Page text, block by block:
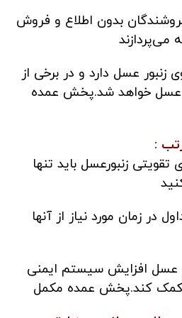
بدون اطلاع و فروش
زنبور عسل دارد و در برخی از
عسل خواهد شد.پخش عمده
تقویتی زنبورعسل باید تنها
در زمان مورد نیاز از آنها
عسل افزایش سیستم ایمنی
کمک کند.پخش عمده مکمل